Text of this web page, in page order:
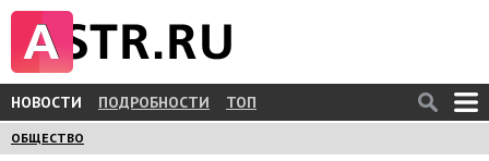
НОВОСТИ ПОДРОБНОСТИ ТОП
ОБЩЕСТВО